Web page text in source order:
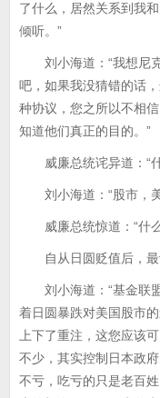
了什么，居然关系到我
倾听。”
刘小海道：“我想尼克
吧，如果我没猜错的话
种协议，您之所以不相
知道他们真正的目的。”
威廉总统诧异道：“
刘小海道：“股市，
威廉总统惊道：“什
自从日圆贬值后，最
刘小海道：“基金联盟
着日圆暴跌对美国股市
上下了重注，这您应该
不少，其实控制日本政
不亏，吃亏的只是老百